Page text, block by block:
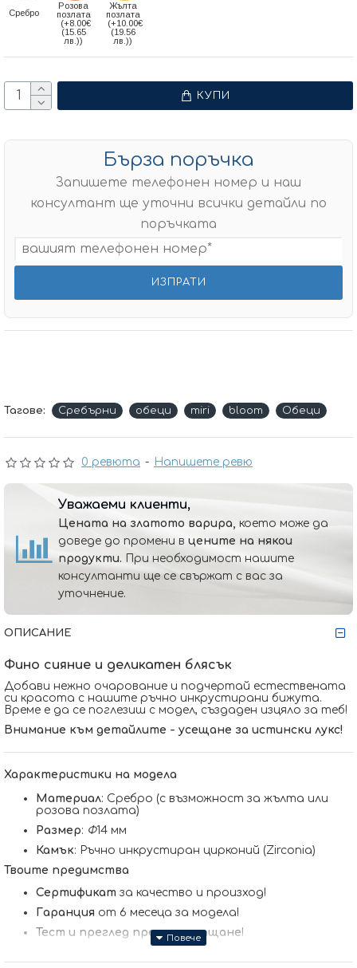
0 ревюта - Напишете ревю
Сребро
Розова
позлата
(+8.00€
(15.65
лв.))
Жълта
позлата
(+10.00€
(19.56
лв.))
КУПИ
Бърза поръчка
Запишете телефонен номер и наш
консултант ще уточни всички детайли по
поръчката
Тагове: Сребърни обеци miri bloom Обеци
Уважаеми клиенти,
Цената на златото варира, което може да
доведе до промени в цените на някои
продукти. При необходимост нашите
консултанти ще се свържат с вас за
уточнение.
ОПИСАНИЕ
Фино сияние и деликатен блясък
Добави нежно очарование и подчертай естествената
си красота с нашите ръчно инкрустирани бижута.
Време е да се поглезиш с модел, създаден изцяло за теб!
Внимание към детайлите - усещане за истински лукс!
Характеристики на модела
Материал: Сребро (с възможност за жълта или
розова позлата)
Размер: Ф14 мм
Камък: Ръчно инкрустиран цирконий (Zirconia)
Твоите предимства
Сертификат за качество и произход!
Гаранция от 6 месеца за модела!
Тест и преглед преди заплащане!